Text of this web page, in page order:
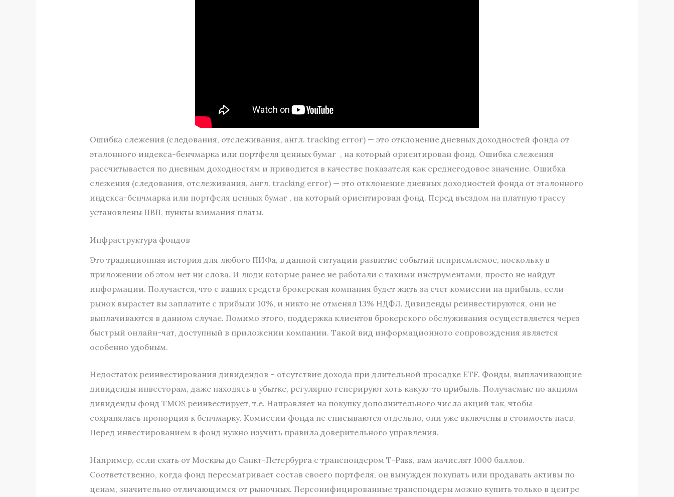
Ошибка слежения (следования, отслеживания, англ. tracking error) — это отклонение дневных доходностей фонда от
эталонного индекса-бенчмарка или портфеля ценных бумаг , на который ориентирован фонд. Ошибка слежения
рассчитывается по дневным доходностям и приводится в качестве показателя как среднегодовое значение. Ошибка
слежения (следования, отслеживания, англ. tracking error) — это отклонение дневных доходностей фонда от эталонного
индекса-бенчмарка или портфеля ценных бумаг , на который ориентирован фонд. Перед въездом на платную трассу
установлены ПВП, пункты взимания платы.
Инфраструктура фондов
Это традиционная история для любого ПИФа, в данной ситуации развитие событий неприемлемое, поскольку в
приложении об этом нет ни слова. И люди которые ранее не работали с такими инструментами, просто не найдут
информации. Получается, что с ваших средств брокерская компания будет жить за счет комиссии на прибыль, если
рынок вырастет вы заплатите с прибыли 10%, и никто не отменял 13% НДФЛ. Дивиденды реинвестируются, они не
выплачиваются в данном случае. Помимо этого, поддержка клиентов брокерского обслуживания осуществляется через
быстрый онлайн-чат, доступный в приложении компании. Такой вид информационного сопровождения является
особенно удобным.
Недостаток реинвестирования дивидендов – отсутствие дохода при длительной просадке ETF. Фонды, выплачивающие
дивиденды инвесторам, даже находясь в убытке, регулярно генерируют хоть какую-то прибыль. Получаемые по акциям
дивиденды фонд TMOS реинвестирует, т.е. Направляет на покупку дополнительного числа акций так, чтобы
сохранялась пропорция к бенчмарку. Комиссии фонда не списываются отдельно, они уже включены в стоимость паев.
Перед инвестированием в фонд нужно изучить правила доверительного управления.
Например, если ехать от Москвы до Санкт-Петербурга с транспондером T-Pass, вам начислят 1000 баллов.
Соответственно, когда фонд пересматривает состав своего портфеля, он вынужден покупать или продавать активы по
ценам, значительно отличающимся от рыночных. Персонифицированные транспондеры можно купить только в центре